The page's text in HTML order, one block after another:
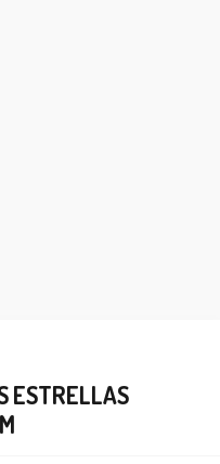
ESTRELLAS